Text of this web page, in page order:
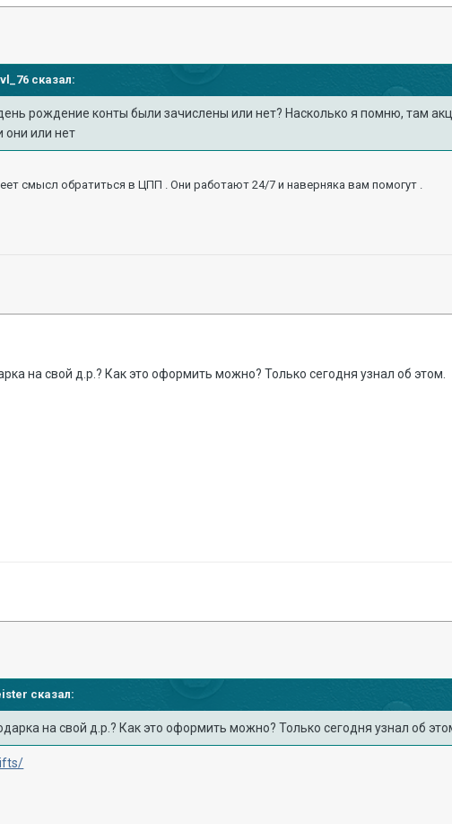
сказал:
рождение конты были зачислены или нет? Насколько я помню, там
они или нет
смысл обратиться в ЦПП . Они работают 24/7 и наверняка вам помогут .
на свой д.р.? Как это оформить можно? Только сегодня узнал об этом.
сказал:
на свой д.р.? Как это оформить можно? Только сегодня узнал об